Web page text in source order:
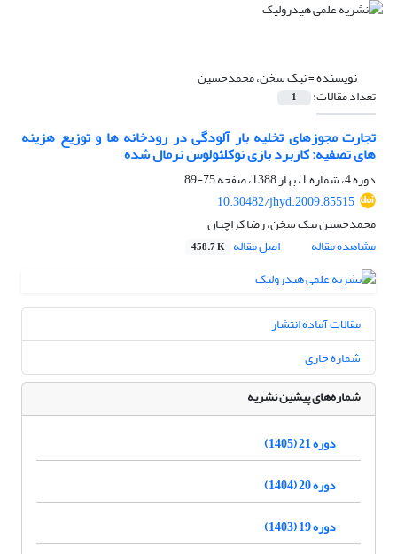
نویسنده =نیک سخن، محمدحسین
تعداد مقالات: 1
تجارت مجوزهای تخلیه بار آلودگی در رودخانه ها و توزیع هزینه
های تصفیه: کاربرد بازی نوکلئولوس نرمال شده
دوره 4، شماره 1، بهار 1388، صفحه
75-89
10.30482/jhyd.2009.85515
محمدحسین نیک سخن، رضا کراچیان
مشاهده مقاله
اصل مقاله 458.7 K
مقالات آماده انتشار
شماره جاری
شماره‌های پیشین نشریه
دوره 21 (1405)
دوره 20 (1404)
دوره 19 (1403)